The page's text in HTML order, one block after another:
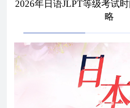
2026年日语JLPT等级考试
略